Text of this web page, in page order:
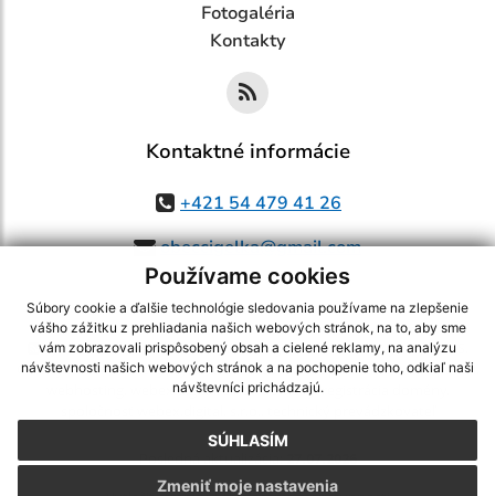
Používame cookies
Súbory cookie a ďalšie technológie sledovania používame na zlepšenie
vášho zážitku z prehliadania našich webových stránok, na to, aby sme
vám zobrazovali prispôsobený obsah a cielené reklamy, na analýzu
návštevnosti našich webových stránok a na pochopenie toho, odkiaľ naši
návštevníci prichádzajú.
SÚHLASÍM
Zmeniť moje nastavenia
Fotogaléria
Kontakty
Kontaktné informácie
+421 54 479 41 26
obeccigelka@gmail.com
využite možnosť získavania aktuálnych informácií s využitím RSS
CMS systém (redakčný) systém ECHELON 2,Mapa stránok,web portál
webex.digital, s.r.o.,domény,registrácia domény
Posledná aktualizácia:27.07.2026